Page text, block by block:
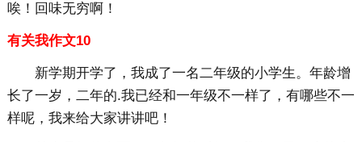
唉！回味无穷啊！
有关我作文10
新学期开学了，我成了一名二年级的小学生。年龄增
长了一岁，二年的.我已经和一年级不一样了，有哪些不一
样呢，我来给大家讲讲吧！